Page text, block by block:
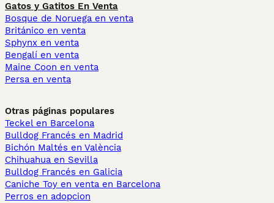
Gatos y Gatitos En Venta
Bosque de Noruega en venta
Británico en venta
Sphynx en venta
Bengalí en venta
Maine Coon en venta
Persa en venta
Otras páginas populares
Teckel en Barcelona
Bulldog Francés en Madrid
Bichón Maltés en València
Chihuahua en Sevilla
Bulldog Francés en Galicia
Caniche Toy en venta en Barcelona
Perros en adopcion